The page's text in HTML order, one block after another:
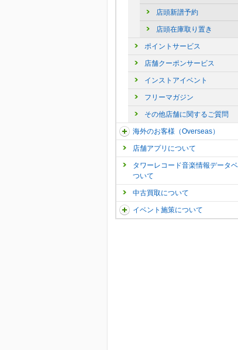
店頭新譜予約
店頭在庫取り置き
ポイントサービス
店舗クーポンサービス
インストアイベント
フリーマガジン
その他店舗に関するご質問
海外のお客様（Overseas）
店舗アプリについて
タワーレコード音楽情報データ
ついて
中古買取について
イベント施策について